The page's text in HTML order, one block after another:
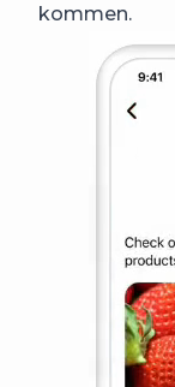
kommen.